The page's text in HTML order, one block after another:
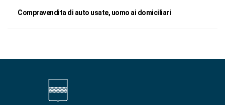
Compravendita di auto usate, uomo ai domiciliari